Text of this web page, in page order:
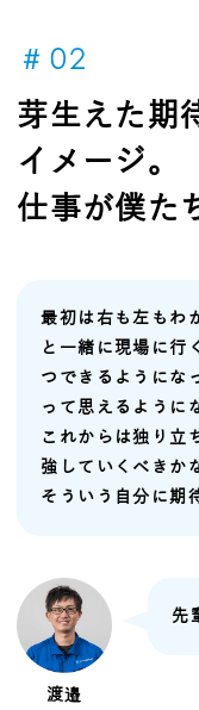
＃02
芽生えた期
イメージ。
仕事が僕た
最初は右も左もわ
と一緒に現場に行
つできるようにな
って思えるように
これからは独り立
強していくべきか
そういう自分に期
渡邉
先